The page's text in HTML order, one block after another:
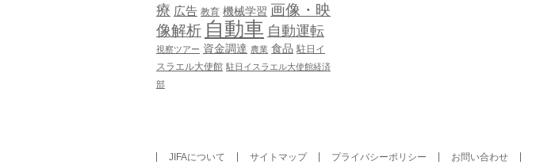
療 広告 教育 機械学習 画像・映
像解析 自動車 自動運転
視察ツアー 資金調達 農業 食品 駐日イ
スラエル大使館 駐日イスラエル大使館経済
部
JIFAについて サイトマップ プライバシーポリシー お問い合わせ